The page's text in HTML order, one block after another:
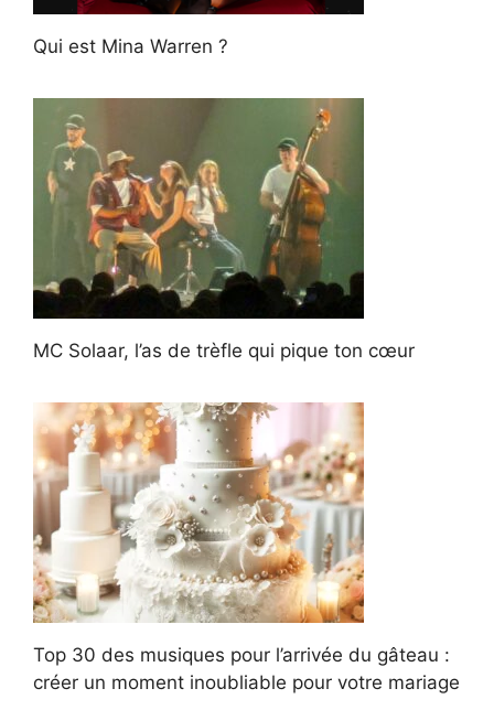
Qui est Mina Warren ?
MC Solaar, l’as de trèfle qui pique ton cœur
Top 30 des musiques pour l’arrivée du gâteau :
créer un moment inoubliable pour votre mariage